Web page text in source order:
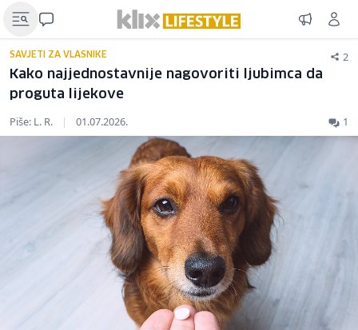
SAVJETI ZA VLASNIKE 2
Kako najjednostavnije nagovoriti ljubimca da
proguta lijekove
Piše: L. R. | 01.07.2026. 1